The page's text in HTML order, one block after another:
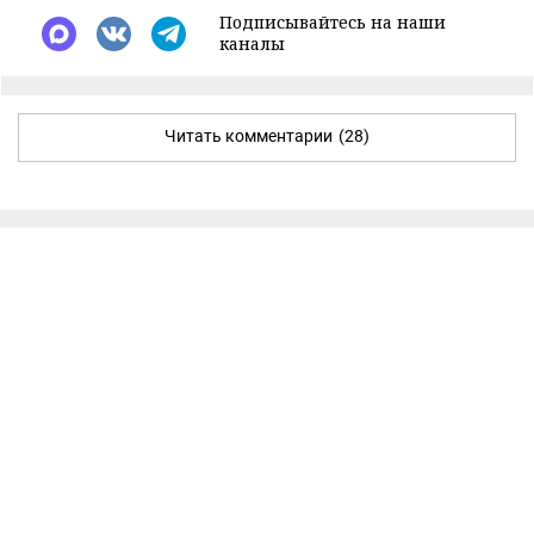
Подписывайтесь на наши
каналы
Читать комментарии (28)